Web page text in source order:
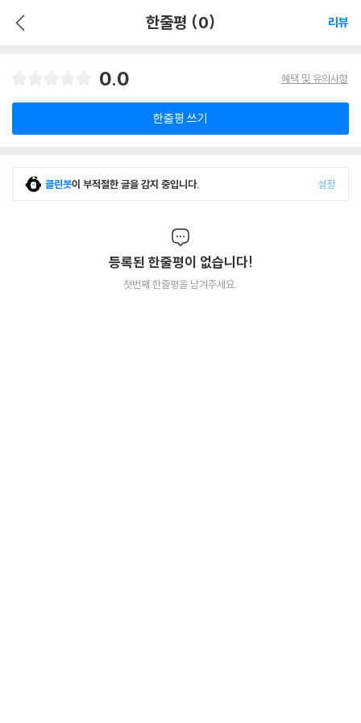
한줄평 (0) 리뷰
0.0 혜택 및 유의사항
한줄평 쓰기
클린봇이 부적절한 글을 감지 중입니다. 설정
등록된 한줄평이 없습니다!
첫번째 한줄평을 남겨주세요.